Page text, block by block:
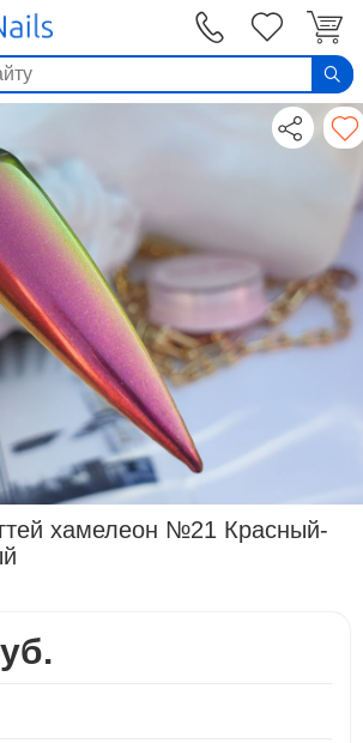
хамелеон №21 Красный-